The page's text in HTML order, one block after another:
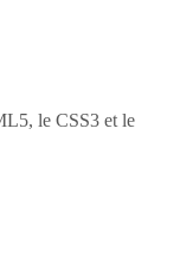
le CSS3 et le